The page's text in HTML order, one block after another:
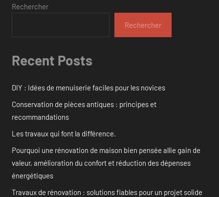
Rechercher
Rechercher
Recent Posts
DIY : Idées de menuiserie faciles pour les novices
Conservation de pièces antiques : principes et
recommandations
Les travaux qui font la différence.
Pourquoi une rénovation de maison bien pensée allie gain de
valeur, amélioration du confort et réduction des dépenses
énergétiques
Travaux de rénovation : solutions fiables pour un projet solide